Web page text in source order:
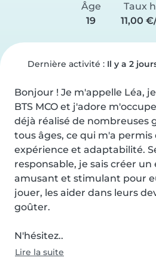
Âge
19
Taux
11,00
Dernière activité : Il y a 2
Bonjour ! Je m'appelle Léa,
BTS MCO et j'adore
déjà réalisé de nombreuses
tous âges, ce qui m'a
expérience et adaptabilité.
responsable, je sais créer
amusant et stimulant pour
jouer, les aider dans leurs
goûter.
N'hésitez..
Lire la suite